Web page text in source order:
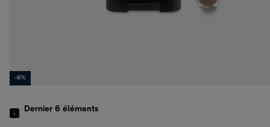
-6%
Dernier 6 éléments